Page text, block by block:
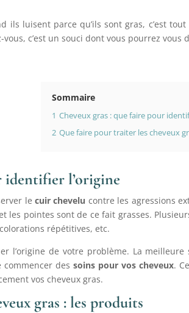
ils luisent parce qu’ils sont gras, c’est
c’est un souci dont vous pourrez
Sommaire
1 Cheveux gras : que faire pour
2 Que faire pour traiter les cheveux
identifier l’origine
lecuir chevelu contre les agressions
les pointes sont de ce fait grasses.
répétitives, etc.
l’origine de votre problème. La
commencer dessoins pour vos cheveux.
vos cheveux gras.
gras : les produits